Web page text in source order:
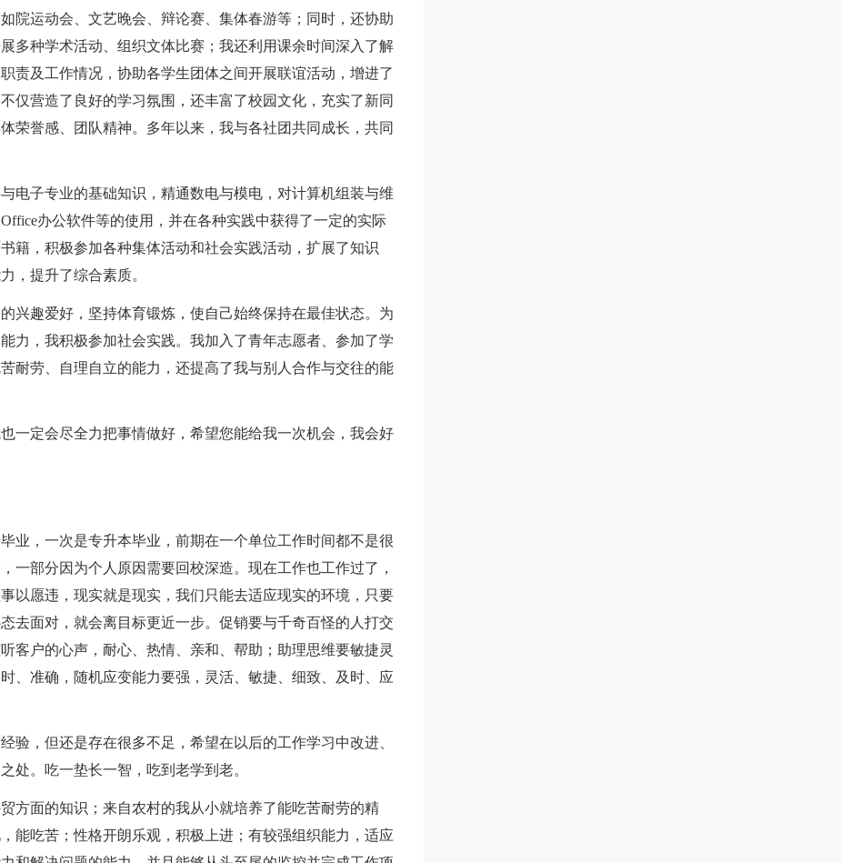
院运动会、文艺晚会、辩论赛、集体春游等；同时，还协助
多种学术活动、组织文体比赛；我还利用课余时间深入了解
责及工作情况，协助各学生团体之间开展联谊活动，增进了
仅营造了良好的学习氛围，还丰富了校园文化，充实了新同
荣誉感、团队精神。多年以来，我与各社团共同成长，共同
电子专业的基础知识，精通数电与模电，对计算机组装与维
办公软件等的使用，并在各种实践中获得了一定的实际
籍，积极参加各种集体活动和社会实践活动，扩展了知识
，提升了综合素质。
兴趣爱好，坚持体育锻炼，使自己始终保持在最佳状态。为
力，我积极参加社会实践。我加入了青年志愿者、参加了学
耐劳、自理自立的能力，还提高了我与别人合作与交往的能
一定会尽全力把事情做好，希望您能给我一次机会，我会好
业，一次是专升本毕业，前期在一个单位工作时间都不是很
一部分因为个人原因需要回校深造。现在工作也工作过了，
以愿违，现实就是现实，我们只能去适应现实的环境，只要
去面对，就会离目标更近一步。促销要与千奇百怪的人打交
客户的心声，耐心、热情、亲和、帮助；助理思维要敏捷灵
、准确，随机应变能力要强，灵活、敏捷、细致、及时、应
验，但还是存在很多不足，希望在以后的工作学习中改进、
处。吃一垫长一智，吃到老学到老。
方面的知识；来自农村的我从小就培养了能吃苦耐劳的精
能吃苦；性格开朗乐观，积极上进；有较强组织能力，适应